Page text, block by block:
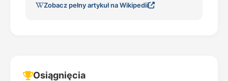
Zobacz pełny artykuł na Wikipedii
Osiągnięcia